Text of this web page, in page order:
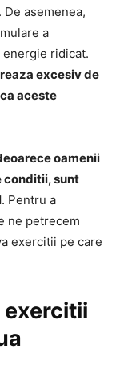
asemenea,
a
ridicat.
excesiv de
aceste
oamenii
conditii, sunt
. Pentru a
ne petrecem
exercitii pe care
exercitii